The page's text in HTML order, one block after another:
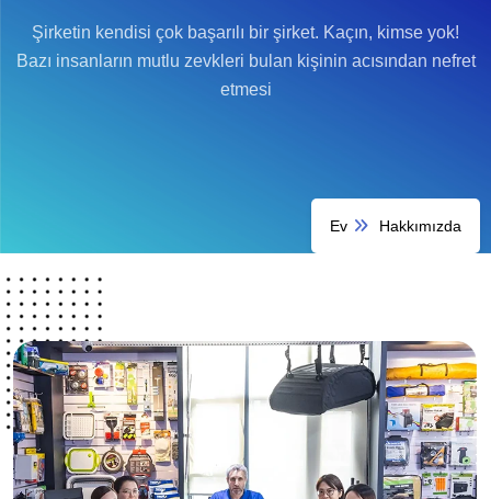
Şirketin kendisi çok başarılı bir şirket. Kaçın, kimse yok!
Bazı insanların mutlu zevkleri bulan kişinin acısından nefret
etmesi
Ev Hakkımızda